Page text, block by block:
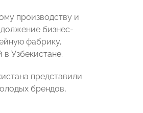
производству и
бизнес-
фабрику,
Узбекистане.
представили
брендов,